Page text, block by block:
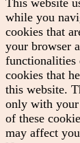
This website
while you
cookies that
your browser
functionalities
cookies that
this website.
only with your
of these
may affect